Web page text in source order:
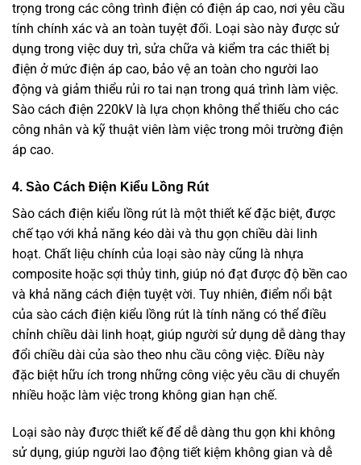
trọng trong các công trình điện có điện áp cao, nơi yêu cầu
tính chính xác và an toàn tuyệt đối. Loại sào này được sử
dụng trong việc duy trì, sửa chữa và kiểm tra các thiết bị
điện ở mức điện áp cao, bảo vệ an toàn cho người lao
động và giảm thiểu rủi ro tai nạn trong quá trình làm việc.
Sào cách điện 220kV là lựa chọn không thể thiếu cho các
công nhân và kỹ thuật viên làm việc trong môi trường điện
áp cao.
4. Sào Cách Điện Kiểu Lồng Rút
Sào cách điện kiểu lồng rút là một thiết kế đặc biệt, được
chế tạo với khả năng kéo dài và thu gọn chiều dài linh
hoạt. Chất liệu chính của loại sào này cũng là nhựa
composite hoặc sợi thủy tinh, giúp nó đạt được độ bền cao
và khả năng cách điện tuyệt vời. Tuy nhiên, điểm nổi bật
của sào cách điện kiểu lồng rút là tính năng có thể điều
chỉnh chiều dài linh hoạt, giúp người sử dụng dễ dàng thay
đổi chiều dài của sào theo nhu cầu công việc. Điều này
đặc biệt hữu ích trong những công việc yêu cầu di chuyển
nhiều hoặc làm việc trong không gian hạn chế.
Loại sào này được thiết kế để dễ dàng thu gọn khi không
sử dụng, giúp người lao động tiết kiệm không gian và dễ